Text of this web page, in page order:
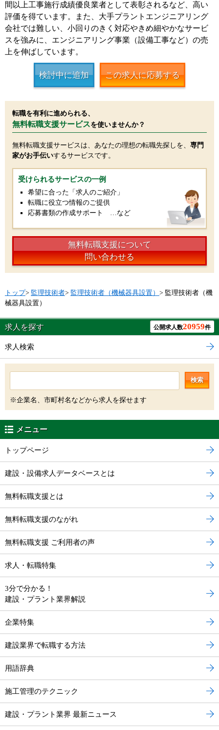
間以上工事施行成績優良業者として表彰されるなど、高い
評価を得ています。また、大手プラントエンジニアリング
会社では難しい、小回りのきく対応やきめ細やかなサービ
スを強みに、エンジニアリング事業（設備工事など）の売
上を伸ばしています。
検討中に追加 この求人に応募する
転職を有利に進められる、
無料転職支援サービスを使いませんか？
無料転職支援サービスは、あなたの理想の転職先探しを、 専門
家がお手伝いするサービスです。
受けられるサービスの一例
希望に合った「求人のご紹介」
転職に役立つ情報のご提供
応募書類の作成サポート …など
無料転職支援について
問い合わせる
トップ> 監理技術者> 監理技術者（機械器具設置） > 監理技術者（機
械器具設置）
求人を探す 公開求人数20959件
求人検索
検索
※企業名、市町村名などから求人を探せます
メニュー
トップページ
建設・設備求人データベースとは
無料転職支援とは
無料転職支援のながれ
無料転職支援 ご利用者の声
求人・転職特集
3分で分かる！
建設・プラント業界解説
企業特集
建設業界で転職する方法
用語辞典
施工管理のテクニック
建設・プラント業界 最新ニュース